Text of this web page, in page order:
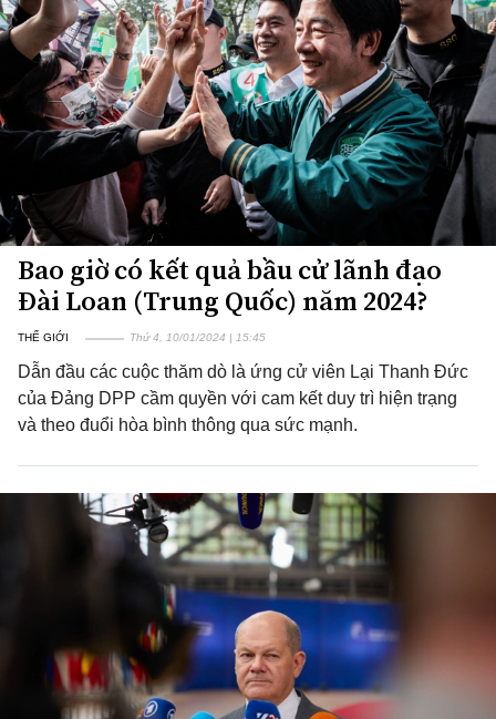
Bao giờ có kết quả bầu cử lãnh đạo
Đài Loan (Trung Quốc) năm 2024?
THẾ GIỚI Thứ 4, 10/01/2024 | 15:45
Dẫn đầu các cuộc thăm dò là ứng cử viên Lại Thanh Đức
của Đảng DPP cầm quyền với cam kết duy trì hiện trạng
và theo đuổi hòa bình thông qua sức mạnh.